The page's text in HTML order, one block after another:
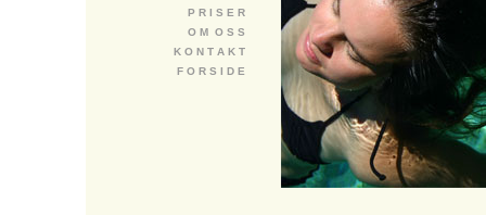
P R I S E R
O M O S S
K O N T A K T
F O R S I D E